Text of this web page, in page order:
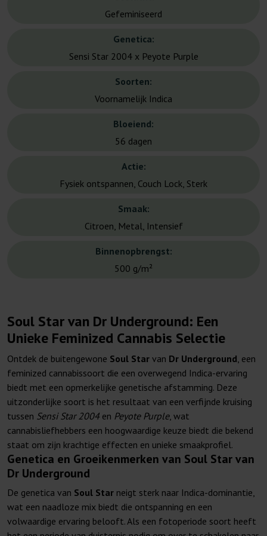
Gefeminiseerd
Genetica:
Sensi Star 2004 x Peyote Purple
Soorten:
Voornamelijk Indica
Bloeiend:
56 dagen
Actie:
Fysiek ontspannen, Couch Lock, Sterk
Smaak:
Citroen, Metal, Intensief
Binnenopbrengst:
500 g/m²
Soul Star van Dr Underground: Een
Unieke Feminized Cannabis Selectie
Ontdek de buitengewone Soul Star van Dr Underground, een
feminized cannabissoort die een overwegend Indica-ervaring
biedt met een opmerkelijke genetische afstamming. Deze
uitzonderlijke soort is het resultaat van een verfijnde kruising
tussen Sensi Star 2004 en Peyote Purple, wat
cannabisliefhebbers een hoogwaardige keuze biedt die bekend
staat om zijn krachtige effecten en unieke smaakprofiel.
Genetica en Groeikenmerken van Soul Star van
Dr Underground
De genetica van Soul Star neigt sterk naar Indica-dominantie,
wat een naadloze mix biedt die ontspanning en een
volwaardige ervaring belooft. Als een fotoperiode soort heeft